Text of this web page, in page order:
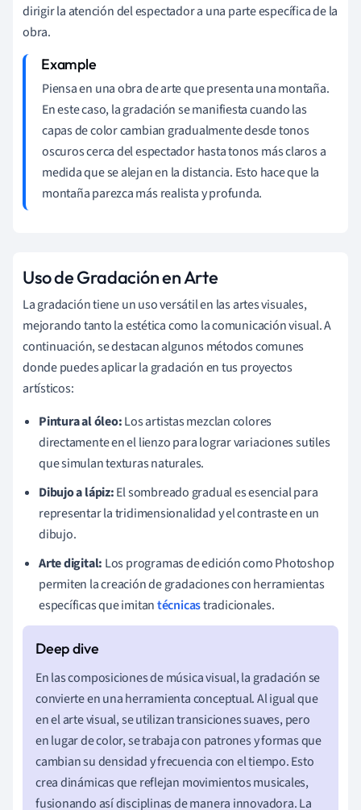
dirigir la atención del espectador a una parte específica de la
obra.
Piensa en una obra de arte que presenta una montaña.
En este caso, la gradación se manifiesta cuando las
capas de color cambian gradualmente desde tonos
oscuros cerca del espectador hasta tonos más claros a
medida que se alejan en la distancia. Esto hace que la
montaña parezca más realista y profunda.
Uso de Gradación en Arte
La gradación tiene un uso versátil en las artes visuales,
mejorando tanto la estética como la comunicación visual. A
continuación, se destacan algunos métodos comunes
donde puedes aplicar la gradación en tus proyectos
artísticos:
Pintura al óleo:Los artistas mezclan colores
directamente en el lienzo para lograr variaciones sutiles
que simulan texturas naturales.
Dibujo a lápiz:El sombreado gradual es esencial para
representar la tridimensionalidad y el contraste en un
dibujo.
Arte digital: Los programas de edición como Photoshop
permiten la creación de gradaciones con herramientas
específicas que imitantécnicastradicionales.
En las composiciones de música visual, la gradación se
convierte en una herramienta conceptual. Al igual que
en el arte visual, se utilizan transiciones suaves, pero
en lugar de color, se trabaja con patrones y formas que
cambian su densidad y frecuencia con el tiempo. Esto
crea dinámicas que reflejan movimientos musicales,
fusionando así disciplinas de manera innovadora. La